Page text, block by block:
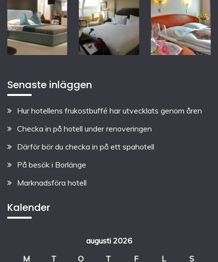
Senaste inläggen
Hur hotellens frukostbuffé har utvecklats genom åren
Checka in på hotell under renoveringen
Därför bör du checka in på ett spahotell
På besök i Borlänge
Marknadsföra hotell
Kalender
augusti 2026
M
T O T F L S